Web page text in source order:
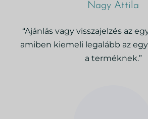
Nagy Attila
“Ajánlás vagy visszajelzés az
amiben kiemeli legalább az
a terméknek.”